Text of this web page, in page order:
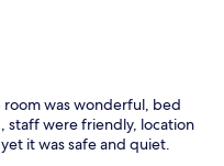
was wonderful, bed
staff were friendly, location
it was safe and quiet.